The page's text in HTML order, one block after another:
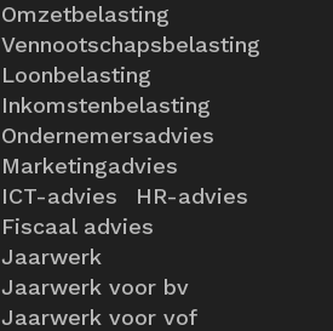
Omzetbelasting
Vennootschapsbelasting
Loonbelasting
Inkomstenbelasting
Ondernemersadvies
Marketingadvies
ICT-advies
HR-advies
Fiscaal advies
Jaarwerk
Jaarwerk voor bv
Jaarwerk voor vof